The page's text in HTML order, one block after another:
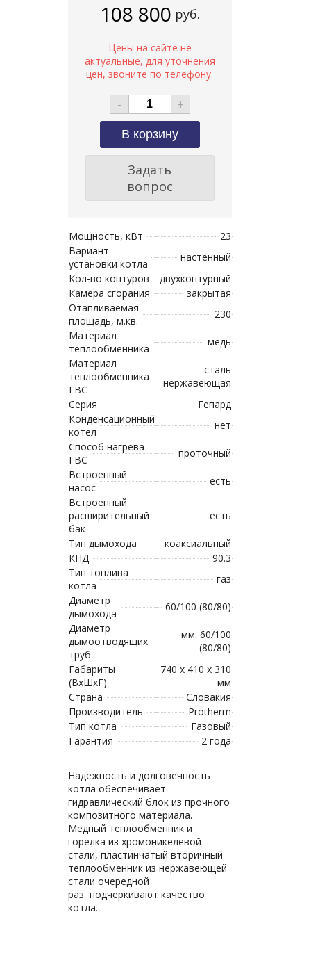
108 800 руб.
- +
Задать
вопрос
Мощность, кВт
23
Вариант
установки котла
настенный
Кол-во контуров
двухконтурный
Камера сгорания
закрытая
Отапливаемая
площадь, м.кв.
230
Материал
теплообменника
медь
Материал
теплообменника
ГВС
сталь
нержавеющая
Серия
Гепард
Конденсационный
котел
нет
Способ нагрева
ГВС
проточный
Встроенный
насос
есть
Встроенный
расширительный
бак
есть
Тип дымохода
коаксиальный
КПД
90.3
Тип топлива
котла
газ
Диаметр
дымохода
60/100 (80/80)
Диаметр
дымоотводящих
труб
мм: 60/100
(80/80)
Габариты
(ВхШхГ)
740 x 410 x 310
мм
Страна
Словакия
Производитель
Protherm
Тип котла
Газовый
Гарантия
2 года
Надежность и долговечность
котла обеспечивает
гидравлический блок из прочного
композитного материала.
Медный теплообменник и
горелка из хромоникелевой
стали, пластинчатый вторичный
теплообменник из нержавеющей
стали очередной
раз подчеркивают качество
котла.